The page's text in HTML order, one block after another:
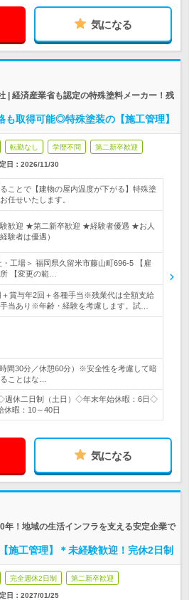
気になる
| 経済産業省も認定の特殊塗料メーカー！残
取得可能◎特殊塗装の【施工管理】
転勤なし 学歴不問 第二新卒歓迎
日： 2026/11/30
ことで【建物の屋内温度が下がる】特殊塗
任せいたします。
験歓迎 ★第二新卒歓迎 ★経験者優遇 ★お人
験者は優遇）
・工場＞ 福岡県久留米市藤山町696-5 【雇
【変更の範…
＋賞与年2回＋各種手当※残業代は全額支給
当あり※年齢・経験を考慮します。試…
間30分／休憩60分）※安全性を考慮して暗
ことはな…
◇週休二日制（土日）◇年末年始休暇：6日◇
暇：10～40日
気になる
年！地域の生活インフラを支える安定企業で
施工管理】＊未経験歓迎！完休2日制
完全週休2日制 第二新卒歓迎
日： 2027/01/25